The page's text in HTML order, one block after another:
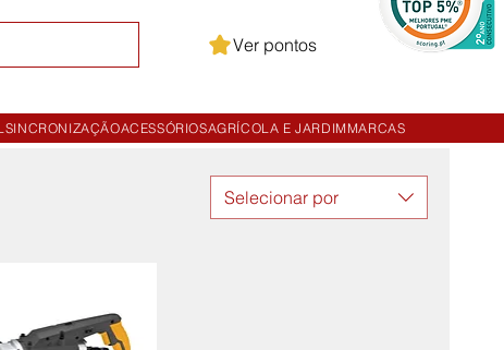
Ver pontos
SINCRONIZAÇÃOACESSÓRIOSAGRÍCOLA E JARDIM MARCAS
Selecionar por